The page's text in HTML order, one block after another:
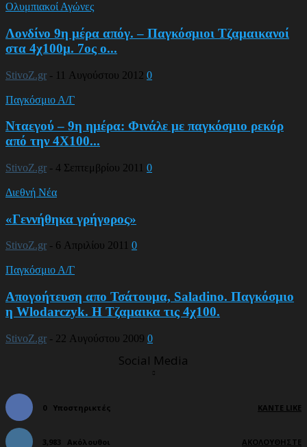
Ολυμπιακοί Αγώνες
Λονδίνο 9η μέρα απόγ. – Παγκόσμιοι Τζαμαικανοί
στα 4χ100μ. 7ος ο...
StivoZ.gr - 11 Αυγούστου 2012 0
Παγκόσμιο Α/Γ
Νταεγού – 9η ημέρα: Φινάλε με παγκόσμιο ρεκόρ
από την 4Χ100...
StivoZ.gr - 4 Σεπτεμβρίου 2011 0
Διεθνή Νέα
«Γεννήθηκα γρήγορος»
StivoZ.gr - 6 Απριλίου 2011 0
Παγκόσμιο Α/Γ
Απογοήτευση απο Τσάτουμα, Saladino. Παγκόσμιο
η Wlodarczyk. Η Τζαμαικα τις 4χ100.
StivoZ.gr - 22 Αυγούστου 2009 0
Social Media
0 Υποστηρικτές ΚΆΝΤΕ LIKE
3,983 Ακόλουθοι ΑΚΟΛΟΥΘΉΣΤΕ